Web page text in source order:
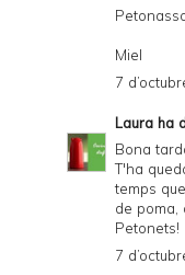
Miel
7
Laura ha
Bona
T'ha
temps
de poma,
Petonets!
7